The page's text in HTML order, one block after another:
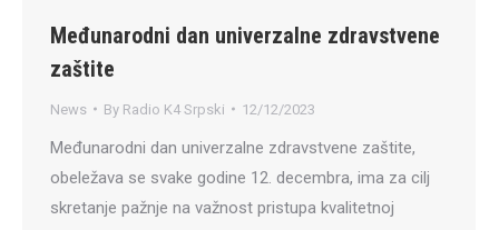
Međunarodni dan univerzalne zdravstvene
zaštite
News By Radio K4 Srpski 12/12/2023
Međunarodni dan univerzalne zdravstvene zaštite,
obeležava se svake godine 12. decembra, ima za cilj
skretanje pažnje na važnost pristupa kvalitetnoj